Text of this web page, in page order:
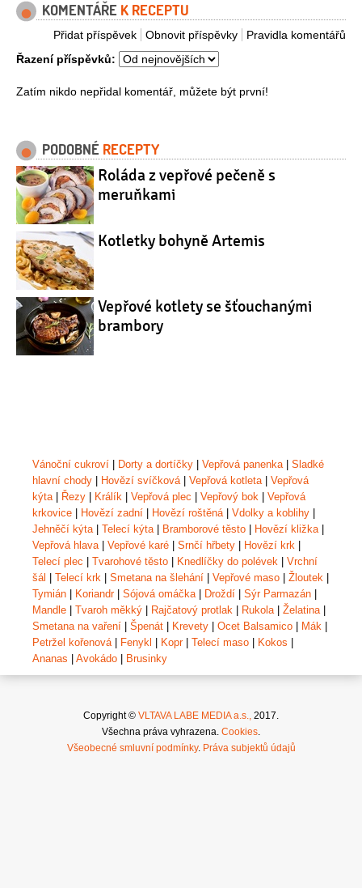
KOMENTÁŘE K RECEPTU
Pravidla komentářů
Obnovit příspěvky
Přidat příspěvek
Řazení příspěvků:
Zatím nikdo nepřidal komentář, můžete být první!
PODOBNÉ RECEPTY
Roláda z vepřové pečeně s
meruňkami
Kotletky bohyně Artemis
Vepřové kotlety se šťouchanými
brambory
Vánoční cukroví Dorty a dortíčky Vepřová panenka| Sladké
hlavní chody
Hovězí svíčková| Vepřová kotleta| Vepřová
kýta| Řezy Králík Vepřová plec Vepřový bok
Vepřová
krkovice
Hovězí zadní Hovězí roštěná| Vdolky a koblihy
Jehněčí kýta| Telecí kýta| Bramborové těsto Hovězí kližka|
Vepřová hlava| Vepřové karé Srnčí hřbety Hovězí krk
Telecí plec
Tvarohové těsto Knedlíčky do polévek
Vrchní
šál
Telecí krk Smetana na šlehání Vepřové maso Žloutek
Tymián
Koriandr| Sójová omáčka| Droždí Sýr Parmazán
Mandle
Tvaroh měkký Rajčatový protlak Rukola| Želatina|
Smetana na vaření
Špenát Krevety Ocet Balsamico Mák
Petržel kořenová| Fenykl Kopr| Telecí maso Kokos
Ananas
Avokádo Brusinky
Copyright © VLTAVA LABE MEDIA a.s., 2017.
Všechna práva vyhrazena. Cookies.
Všeobecné smluvní podmínky. Práva subjektů údajů